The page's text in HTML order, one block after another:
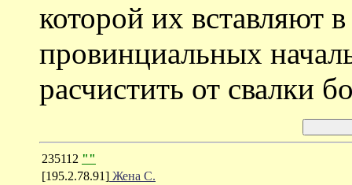
которой их вставляют
провинциальных
расчистить от свалки
235112 ""
[195.2.78.91] Жена С.